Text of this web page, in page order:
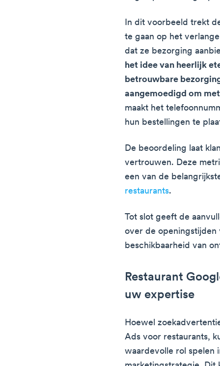
In dit voorbeeld trekt
te gaan op het
dat ze bezorging
het idee van heerlijk
betrouwbare
aangemoedigd om
maakt het
hun bestellingen te
De beoordeling laat
vertrouwen. Deze
een van de
restaurants.
Tot slot geeft de
over de openingstijden
beschikbaarheid van
Restaurant
uw expertise
Hoewel
Ads voor restaurants,
waardevolle rol spelen